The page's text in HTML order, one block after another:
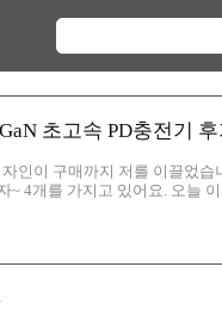
초고속 PD충전기 후
인이 구매까지 저를 이끌었습
4개를 가지고 있어요. 오늘
보면 그럴 것입니다. 짜란! 일
요. 누가봐도 이건 도트 게임
료된 것입니다. 너무 훌륭한거